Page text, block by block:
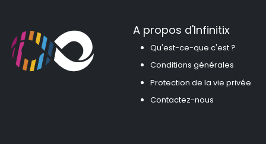
A propos d'Infinitix
Qu'est-ce-que c'est ?
Conditions générales
Protection de la vie privée
Contactez-nous